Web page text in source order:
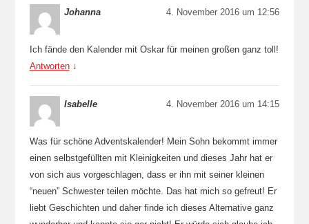
Johanna 4. November 2016 um 12:56
Ich fände den Kalender mit Oskar für meinen großen ganz toll!
Antworten ↓
Isabelle 4. November 2016 um 14:15
Was für schöne Adventskalender! Mein Sohn bekommt immer
einen selbstgefüllten mit Kleinigkeiten und dieses Jahr hat er
von sich aus vorgeschlagen, dass er ihn mit seiner kleinen
“neuen” Schwester teilen möchte. Das hat mich so gefreut! Er
liebt Geschichten und daher finde ich dieses Alternative ganz